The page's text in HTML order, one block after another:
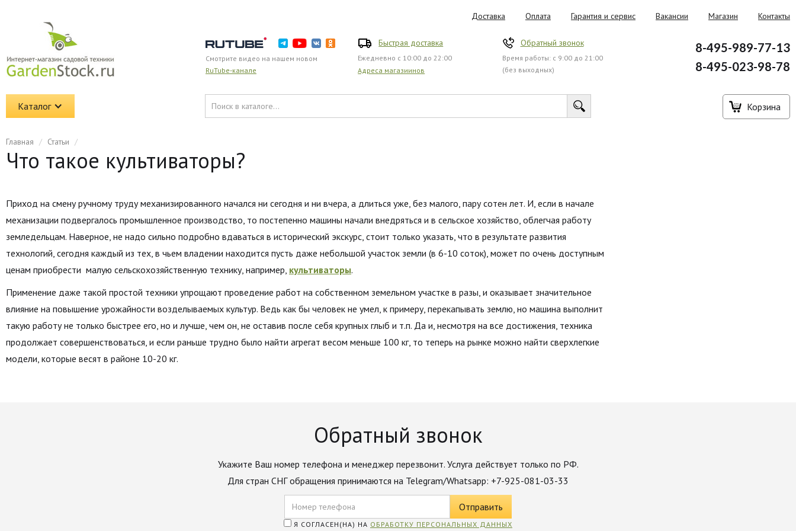
Доставка Оплата Гарантия и сервис Вакансии Магазин Контакты
Смотрите видео на нашем новом
RuTube-канале
Быстрая доставка
Ежедневно с 10:00 до 22:00
Адреса магазиинов
Обратный звонок
Время работы: с 9:00 до 21:00
(без выходных)
8-495-989-77-13
8-495-023-98-78
Каталог Корзина
Главная / Статьи /
Что такое культиваторы?
Приход на смену ручному труду механизированного начался ни сегодня и ни вчера, а длиться уже, без малого, пару сотен лет. И, если в начале
механизации подвергалось промышленное производство, то постепенно машины начали внедряться и в сельское хозяйство, облегчая работу
земледельцам. Наверное, не надо сильно подробно вдаваться в исторический экскурс, стоит только указать, что в результате развития
технологий, сегодня каждый из тех, в чьем владении находится пусть даже небольшой участок земли (в 6-10 соток), может по очень доступным
ценам приобрести малую сельскохозяйственную технику, например, культиваторы.
Применение даже такой простой техники упрощают проведение работ на собственном земельном участке в разы, и оказывает значительное
влияние на повышение урожайности возделываемых культур. Ведь как бы человек не умел, к примеру, перекапывать землю, но машина выполнит
такую работу не только быстрее его, но и лучше, чем он, не оставив после себя крупных глыб и т.п. Да и, несмотря на все достижения, техника
продолжает совершенствоваться, и если раньше трудно было найти агрегат весом меньше 100 кг, то теперь на рынке можно найти сверхлегкие
модели, которые весят в районе 10-20 кг.
Обратный звонок
Укажите Ваш номер телефона и менеджер перезвонит. Услуга действует только по РФ.
Для стран СНГ обращения принимаются на Telegram/Whatsapp: +7-925-081-03-33
Я СОГЛАСЕН(НА) НА ОБРАБОТКУ ПЕРСОНАЛЬНЫХ ДАННЫХ